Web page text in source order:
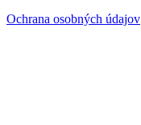
Ochrana osobných údajov